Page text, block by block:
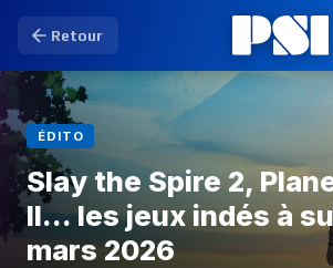
Retour
ÉDITO
Slay the Spire 2,
II… les jeux indés à
mars 2026